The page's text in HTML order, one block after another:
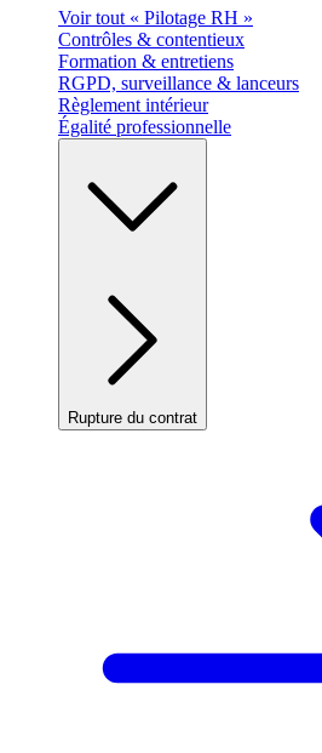
Voir tout « Pilotage RH »
Contrôles & contentieux
Formation & entretiens
RGPD, surveillance & lanceurs
Règlement intérieur
Égalité professionnelle
Rupture du contrat